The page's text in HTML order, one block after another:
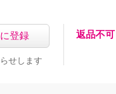
登録
せします
返品不可